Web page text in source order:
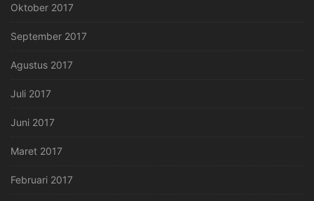
Oktober 2017
September 2017
Agustus 2017
Juli 2017
Juni 2017
Maret 2017
Februari 2017